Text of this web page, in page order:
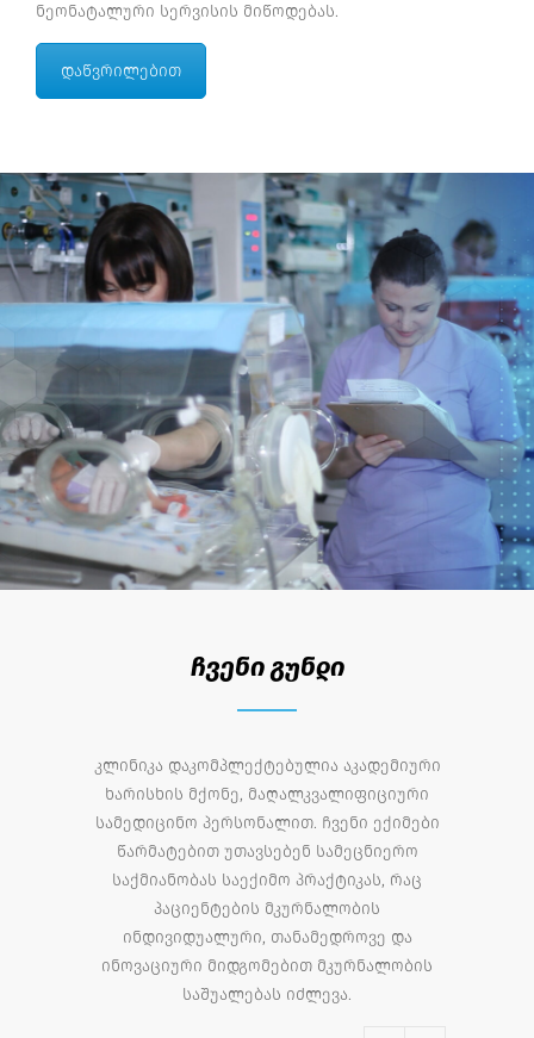
ნეონატალური სერვისის მიწოდებას.
დაწვრილებით
ჩვენი გუნდი
კლინიკა დაკომპლექტებულია აკადემიური
ხარისხის მქონე, მაღალკვალიფიციური
სამედიცინო პერსონალით. ჩვენი ექიმები
წარმატებით უთავსებენ სამეცნიერო
საქმიანობას საექიმო პრაქტიკას, რაც
პაციენტების მკურნალობის
ინდივიდუალური, თანამედროვე და
ინოვაციური მიდგომებით მკურნალობის
საშუალებას იძლევა.